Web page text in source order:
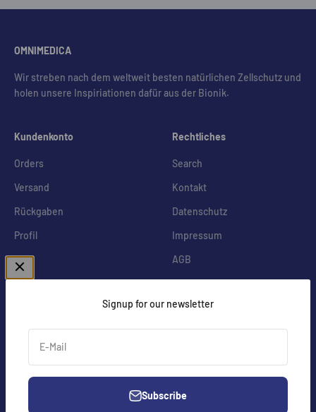
Signup for our newsletter
E-Mail
Subscribe
OMNIMEDICA
Wir streben nach dem weltweit besten natürlichen Zellschutz und
holen unsere Inspiriationen dafür aus der Bionik.
Kundenkonto
Orders
Versand
Rückgaben
Profil
Rechtliches
Search
Kontakt
Datenschutz
Impressum
AGB
Keine Neuigkeiten mehr verpassen
E-Mail
Abonnieren